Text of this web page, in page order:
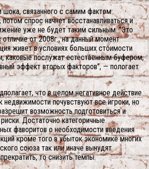
шока, связанного с самим фактом
спрос начнет восстанавливаться и
уже не будет таким сильным. "Это
отличие от 2008г., на данный момент
живет в условиях больших стоимости
каковые послужат естественным буфером,
эффект вторых факторов", — пологает
что в целом негативное действие
недвижимости почувствуют все игроки, но
возможность подготовиться и
Достаточно категоричные
фаворитов о необходимости введения
кроме того в убыток экономике многих
союза так или иначе вынудят
то снизить темпы.